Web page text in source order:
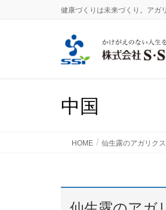
健康づくりは未来づくり。アガ
中国
HOME 仙生露のアガリク